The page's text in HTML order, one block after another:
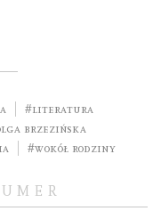
#literatura
Brzezińska
#Wokół rodziny